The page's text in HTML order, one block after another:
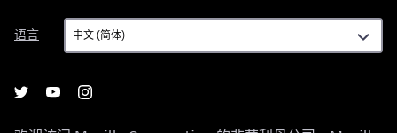
语言
语
言